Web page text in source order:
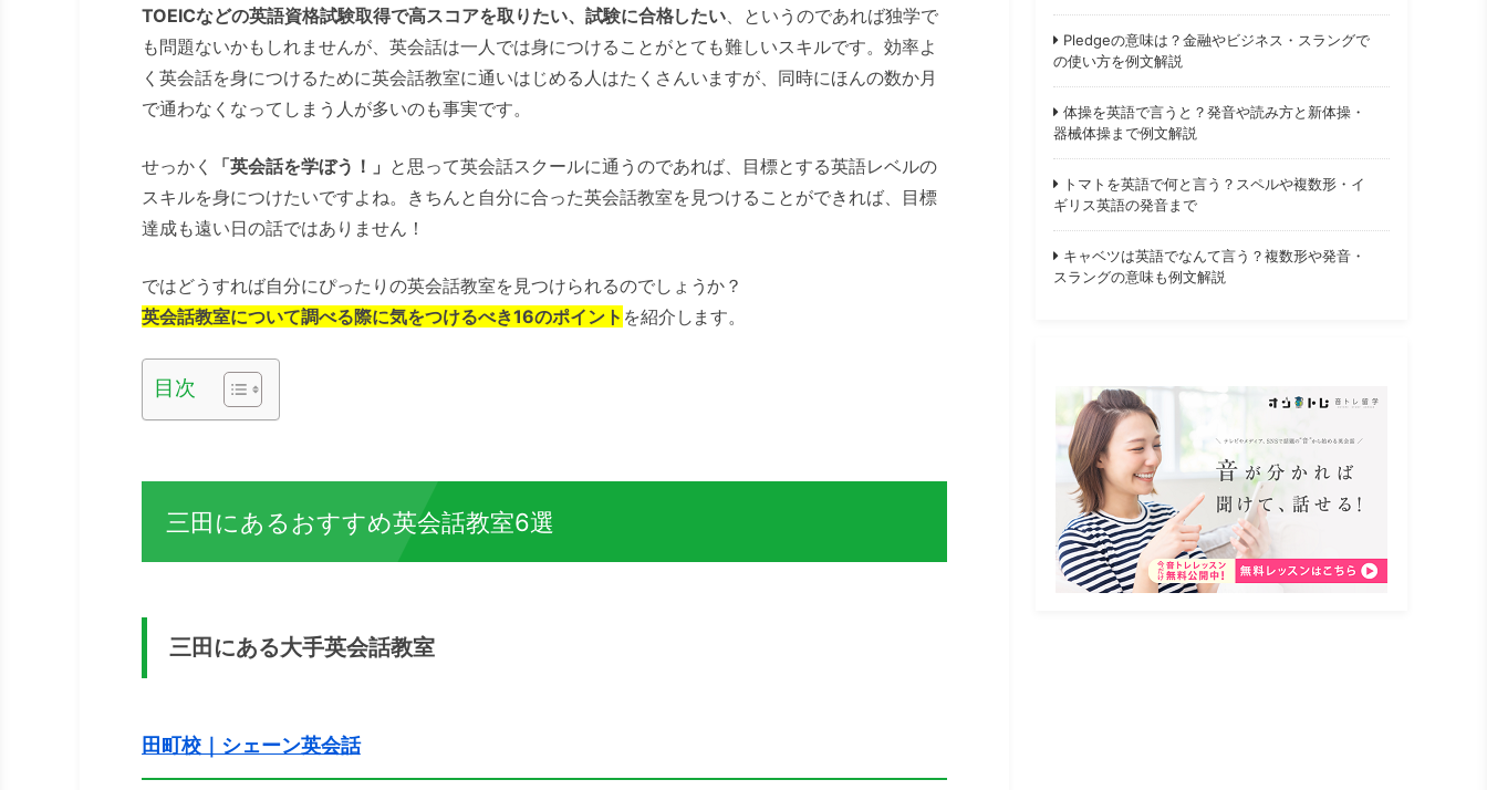
TOEICなどの英語資格試験取得で高スコアを取りたい、試験に合格したい 、というのであれば独学で
も問題ないかもしれませんが、英会話は一人では身につけることがとても難しいスキルです。効率よ
く英会話を身につけるために英会話教室に通いはじめる人はたくさんいますが、同時にほんの数か月
で通わなくなってしまう人が多いのも事実です。
せっかく 「英会話を学ぼう！」 と思って英会話スクールに通うのであれば、目標とする英語レベルの
スキルを身につけたいですよね。きちんと自分に合った英会話教室を見つけることができれば、目標
達成も遠い日の話ではありません！
ではどうすれば自分にぴったりの英会話教室を見つけられるのでしょうか？
英会話教室について調べる際に気をつけるべき16のポイント を紹介します。
目次
三田にあるおすすめ英会話教室6選
三田にある大手英会話教室
田町校｜シェーン英会話
Pledgeの意味は？金融やビジネス・スラングで
の使い方を例文解説
体操を英語で言うと？発音や読み方と新体操・
器械体操まで例文解説
トマトを英語で何と言う？スペルや複数形・イ
ギリス英語の発音まで
キャベツは英語でなんて言う？複数形や発音・
スラングの意味も例文解説